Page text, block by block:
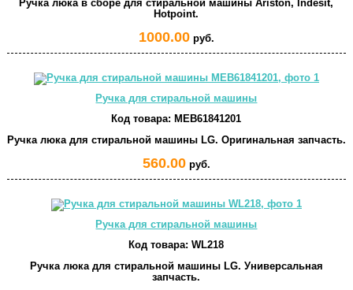
Ручка люка в сборе для стиральной машины Ariston, Indesit,
Hotpoint.
1000.00руб.
Ручка для стиральной машины
Код товара: MEB61841201
Ручка люка для стиральной машины LG. Оригинальная запчасть.
560.00руб.
Ручка для стиральной машины
Код товара: WL218
Ручка люка для стиральной машины LG. Универсальная
запчасть.